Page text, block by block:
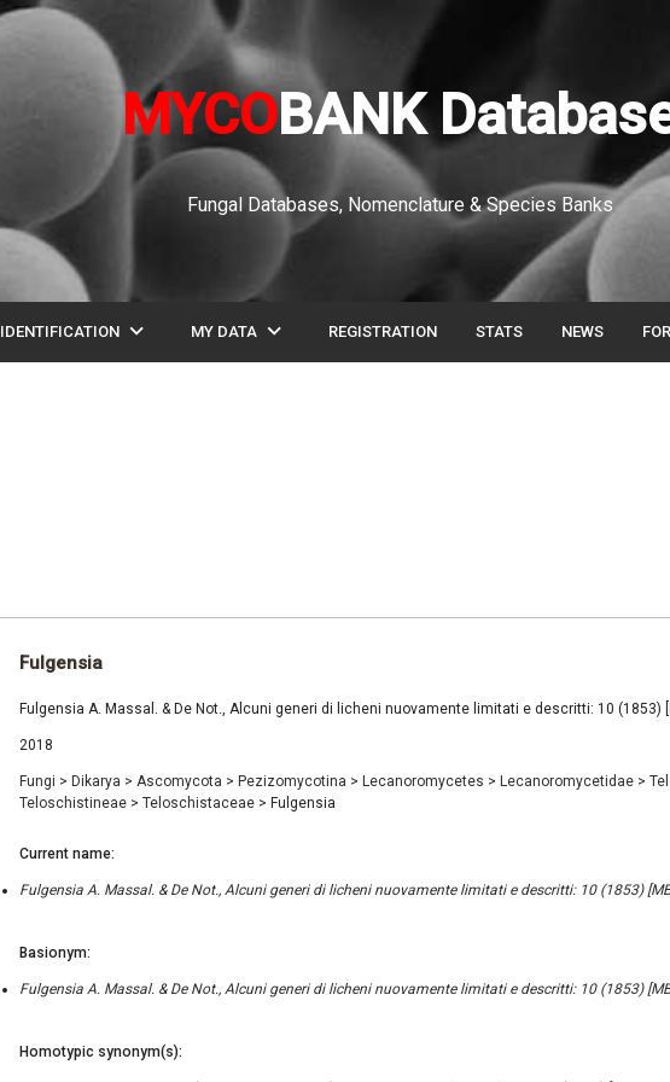
MYCOBANK
Fungal Databases, Nomenclature & Species Banks
IDENTIFICATION expand_more MY DATA expand_more REGISTRATION STATS NEWS
Fulgensia
Fulgensia A. Massal. & De Not., Alcuni generi di licheni nuovamente limitati e descritti: 10 (1853)
2018
Fungi > Dikarya > Ascomycota > Pezizomycotina > Lecanoromycetes > Lecanoromycetidae >
Teloschistineae > Teloschistaceae > Fulgensia
Current name:
Fulgensia A. Massal. & De Not., Alcuni generi di licheni nuovamente limitati e descritti: 10 (1853)
Basionym:
Fulgensia A. Massal. & De Not., Alcuni generi di licheni nuovamente limitati e descritti: 10 (1853)
Homotypic synonym(s):